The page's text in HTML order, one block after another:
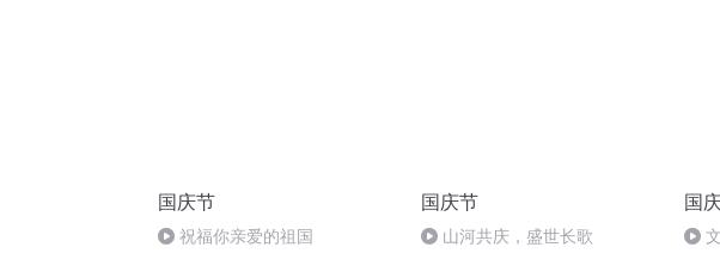
国庆节
祝福你亲爱的祖国
国庆节
山河共庆，盛世长歌
国